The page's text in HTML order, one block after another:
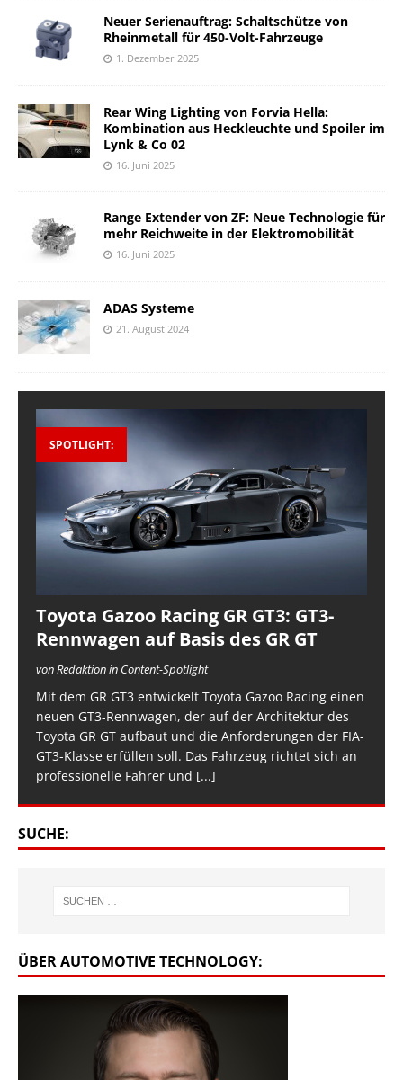
Neuer Serienauftrag: Schaltschütze von
Rheinmetall für 450-Volt-Fahrzeuge
1. Dezember 2025
Rear Wing Lighting von Forvia Hella:
Kombination aus Heckleuchte und Spoiler im
Lynk & Co 02
16. Juni 2025
Range Extender von ZF: Neue Technologie für
mehr Reichweite in der Elektromobilität
16. Juni 2025
ADAS Systeme
21. August 2024
SPOTLIGHT:
Toyota Gazoo Racing GR GT3: GT3-
Rennwagen auf Basis des GR GT
von Redaktion in Content-Spotlight
Mit dem GR GT3 entwickelt Toyota Gazoo Racing einen
neuen GT3-Rennwagen, der auf der Architektur des
Toyota GR GT aufbaut und die Anforderungen der FIA-
GT3-Klasse erfüllen soll. Das Fahrzeug richtet sich an
professionelle Fahrer und [...]
SUCHE:
ÜBER AUTOMOTIVE TECHNOLOGY: